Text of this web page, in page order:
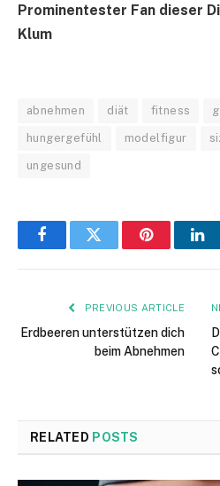
Prominentester Fan dieser
Klum
abnehmen diät fitness
hungergefühl modelfigur
ungesund
FacebookTwitter Pinterest
PREVIOUS ARTICLE
Erdbeeren unterstützen dich
beim Abnehmen
RELATED POSTS